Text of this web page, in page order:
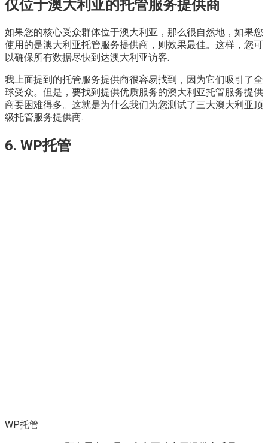
仅位于澳大利亚的托管服务提供商
如果您的核心受众群体位于澳大利亚，那么很自然地，如果您
使用的是澳大利亚托管服务提供商，则效果最佳。这样，您可
以确保所有数据尽快到达澳大利亚访客.
我上面提到的托管服务提供商很容易找到，因为它们吸引了全
球受众。但是，要找到提供优质服务的澳大利亚托管服务提供
商要困难得多。这就是为什么我们为您测试了三大澳大利亚顶
级托管服务提供商.
6. WP托管
WP托管